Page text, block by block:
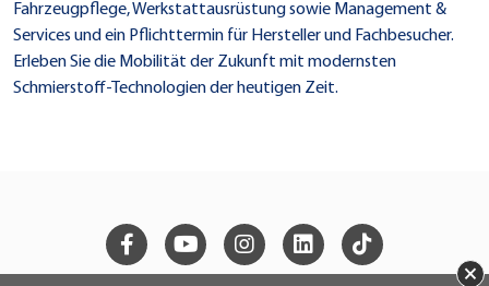
Fahrzeugpflege, Werkstattausrüstung sowie Management &
Services und ein Pflichttermin für Hersteller und Fachbesucher.
Erleben Sie die Mobilität der Zukunft mit modernsten
Schmierstoff-Technologien der heutigen Zeit.
×